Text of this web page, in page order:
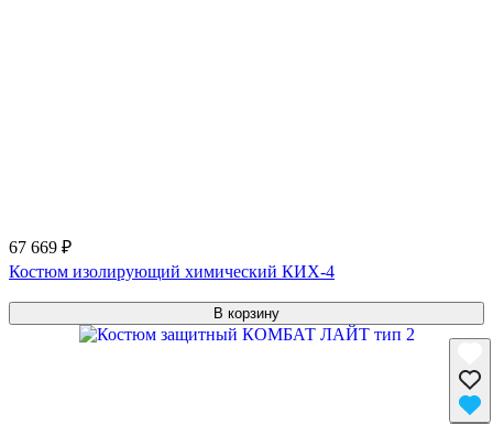
67 669 ₽
Костюм изолирующий химический КИХ-4
В корзину